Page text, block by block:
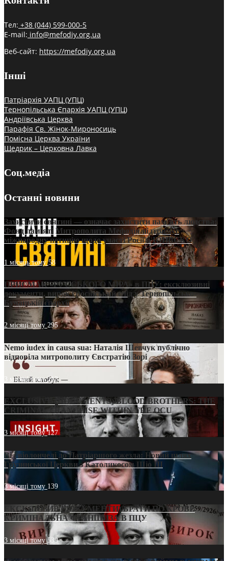
Тел: +38 (044) 599-000-5
E-mail: info@mefodiy.org.ua
Веб-сайт: https://mefodiy.org.ua
Інші
Патріархія УАПЦ (УПЦ)
Тернопільська Єпархія УАПЦ (УПЦ)
Андріївська Церква
Парафія Св. Жінок-Мироносиць
Помісна Церква України
Щедрик – Церковна Лавка
Соц.медіа
Останні новини
Захистити святині — означає захистити пам’ять людства:
Фонд пам’яті Митрополита Мефодія підтримує
міжнародну петицію щодо участі Росії в ЮНЕСКО
1 місяць тому58
ПРИСМАК «РУССЬКОГО МІРА» в ПЦУ: ексклюзивні
документи, вирок і російський слід у Тернопільсько-
Бучацькій єпархії
2 місяці тому 295
Nemo iudex in causa sua: Наталія Шевчук публічно
відповіла митрополиту Євстратію Зорі
3 місяці тому213
EXCLUSIVE (DOCUMENTS)/BLOOD BROTHERS: THE
CRIMINAL FRANCHISE WITHIN THE OCU
3 місяці тому127
Від віолончелі до Патріаршого жезла: Новий шлях
Грузинської Церкви з Католикосом Шіо III
3 місяці тому 139
ЕКСКЛЮЗИВ (ДОКУМЕНТИ)/БРАТИ ПО КРОВІ:
КРИМІНАЛЬНА ФРАНШИЗА В ПЦУ
3 місяці тому539